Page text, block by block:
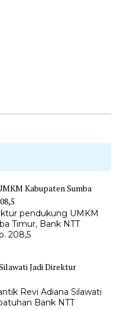
pendukung UMKM
Timur, Bank NTT
208,5
Revi Adiana Silawati
Bank NTT